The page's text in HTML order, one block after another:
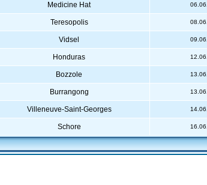
Medicine Hat
Teresopolis
Vidsel
Honduras
Bozzole
Burrangong
Villeneuve-Saint-Georges
Schore